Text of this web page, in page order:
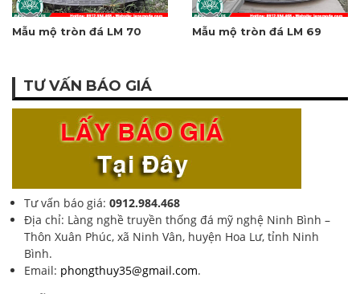
Mẫu mộ tròn đá LM 70 Mẫu mộ tròn đá LM 69
TƯ VẤN BÁO GIÁ
Tư vấn báo giá: 0912.984.468
Địa chỉ: Làng nghề truyền thống đá mỹ nghệ Ninh Bình –
Thôn Xuân Phúc, xã Ninh Vân, huyện Hoa Lư, tỉnh Ninh
Bình.
Email: phongthuy35@gmail.com.